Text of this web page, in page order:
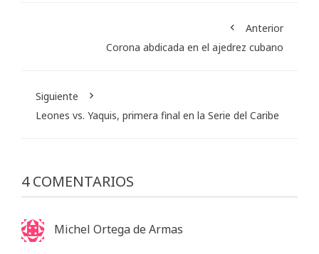
Anterior
Corona abdicada en el ajedrez cubano
Siguiente
Leones vs. Yaquis, primera final en la Serie del Caribe
4 COMENTARIOS
Michel Ortega de Armas